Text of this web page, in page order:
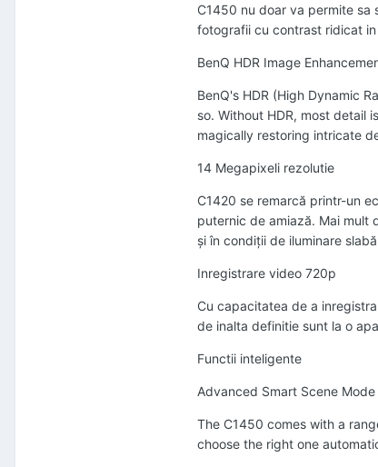
C1450 nu doar va permite sa
fotografii cu contrast ridicat
BenQ HDR Image
BenQ's HDR (High Dynamic
so. Without HDR, most detail
magically restoring intricate
14 Megapixeli rezolutie
C1420 se remarcă printr-un
puternic de amiază. Mai mult
şi în condiţii de iluminare
Inregistrare video 720p
Cu capacitatea de a
de inalta definitie sunt la o
Functii inteligente
Advanced Smart Scene Mode
The C1450 comes with a
choose the right one